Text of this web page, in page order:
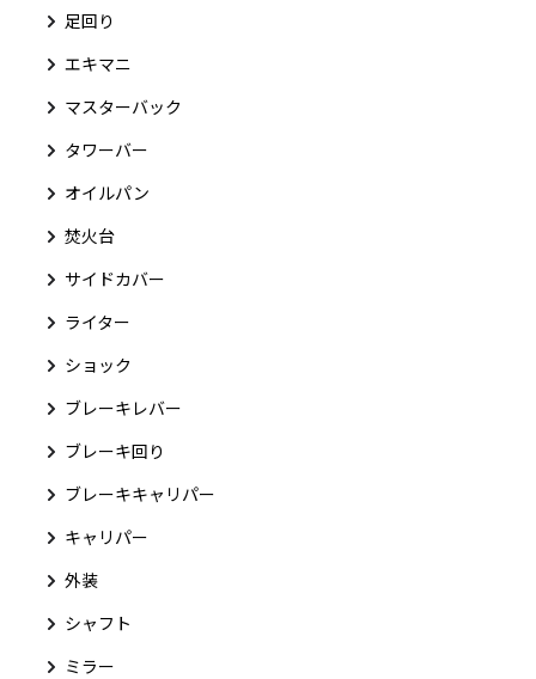
足回り
エキマニ
マスターバック
タワーバー
オイルパン
焚火台
サイドカバー
ライター
ショック
ブレーキレバー
ブレーキ回り
ブレーキキャリパー
キャリパー
外装
シャフト
ミラー